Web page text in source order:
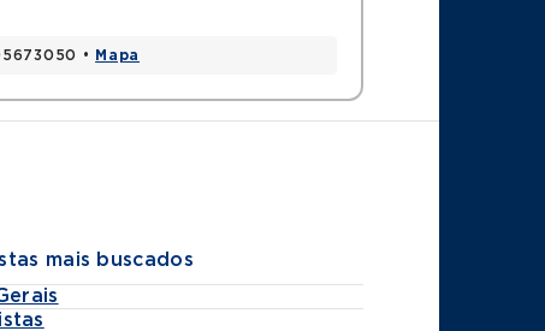
• Mapa
mais buscados